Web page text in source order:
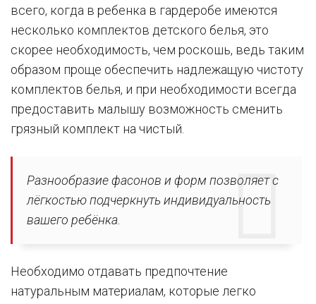
всего, когда в ребенка в гардеробе имеются
несколько комплектов детского белья, это
скорее необходимость, чем роскошь, ведь таким
образом проще обеспечить надлежащую чистоту
комплектов белья, и при необходимости всегда
предоставить малышу возможность сменить
грязный комплект на чистый.
Разнообразие фасонов и форм позволяет с
лёгкостью подчеркнуть индивидуальность
вашего ребёнка.
Необходимо отдавать предпочтение
натуральным материалам, которые легко